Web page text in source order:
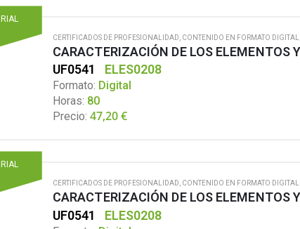
CERTIFICADOS DE PROFESIONALIDAD CONTENIDO EN FORMATO DIGITAL
UF0541 ELES0208
Formato: Digital
Horas: 80
Precio: 47,20€
CERTIFICADOS DE PROFESIONALIDAD, CONTENIDO EN FORMATO DIGITAL
UF0541 ELES0208